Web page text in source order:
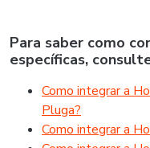
Para saber como
específicas,
Como integrar a
Pluga?
Como integrar a